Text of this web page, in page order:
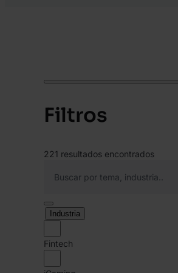
Filtros
221 resultados encontrados
Industria
Fintech